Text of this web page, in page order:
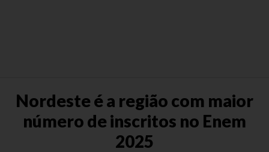
Nordeste é a região com maior
número de inscritos no Enem
2025